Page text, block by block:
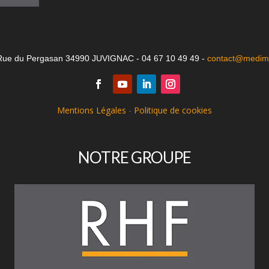
du Pergasan 34990 JUVIGNAC - 04 67 10 49 49 -
Mentions Légales - Politique de cookies
NOTRE GROUPE